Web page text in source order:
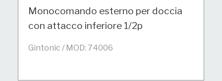
Monocomando esterno per doccia
con attacco inferiore 1/2p
Gintonic / MOD: 74006